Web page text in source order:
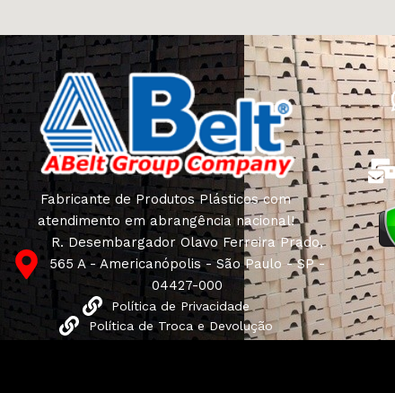
Fabricante de Produtos Plásticos com
atendimento em abrangência nacional!
R. Desembargador Olavo Ferreira Prado,
565 A - Americanópolis - São Paulo - SP -
04427-000
Política de Privacidade
Política de Troca e Devolução